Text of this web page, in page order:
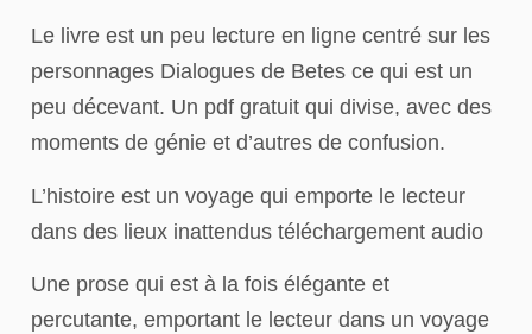
Le livre est un peu lecture en ligne centré sur les
personnages Dialogues de Betes ce qui est un
peu décevant. Un pdf gratuit qui divise, avec des
moments de génie et d’autres de confusion.
L’histoire est un voyage qui emporte le lecteur
dans des lieux inattendus téléchargement audio
Une prose qui est à la fois élégante et
percutante, emportant le lecteur dans un voyage